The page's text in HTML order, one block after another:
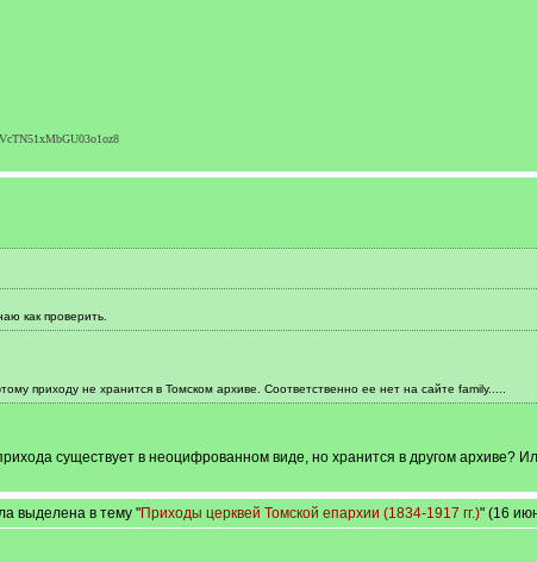
как проверить.
приходу не хранится в Томском архиве. Соответственно ее нет на сайте family.....
существует в неоцифрованном виде, но хранится в другом архиве?
выделена в тему "Приходы церквей Томской епархии (1834-1917 гг.)" (16